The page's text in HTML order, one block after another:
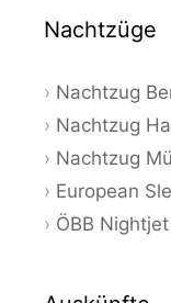
Nachtzüge
Nachtzug
Nachtzug
Nachtzug
European
ÖBB Nightjet